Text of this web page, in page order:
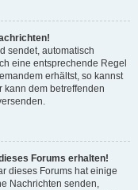
sendet, automatisch
eine entsprechende Regel
erhältst, so kannst
kann dem betreffenden
Forums erhalten!
dieses Forums hat einige
Nachrichten senden,